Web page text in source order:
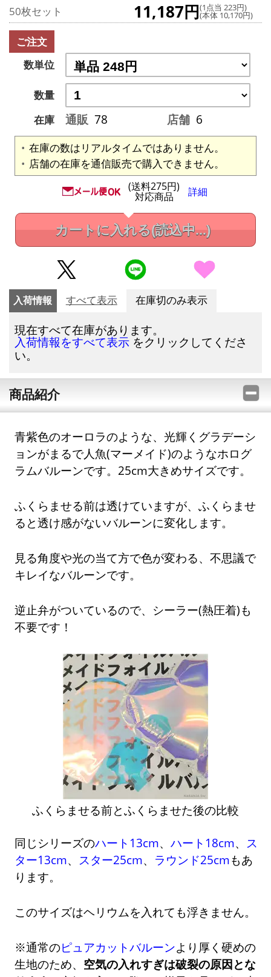
50枚セット 11,187円(1点当 223円)
(本体 10,170円)
ご注文
数単位
数量
在庫
通販 78 店舗 6
在庫の数はリアルタイムではありません。
店舗の在庫を通信販売で購入できません。
(送料275円)
対応商品 詳細
カートに入れる(読込中...)
入荷情報 すべて表示 在庫切のみ表示
現在すべて在庫があります。
入荷情報をすべて表示 をクリックしてくださ
い。
商品紹介
青紫色のオーロラのような、光輝くグラデーシ
ョンがまるで人魚(マーメイド)のようなホログ
ラムバルーンです。25cm大きめサイズです。
ふくらませる前は透けていますが、ふくらませ
ると透け感がないバルーンに変化します。
見る角度や光の当て方で色が変わる、不思議で
キレイなバルーンです。
逆止弁がついているので、シーラー(熱圧着)も
不要です！
ふくらませる前とふくらませた後の比較
同じシリーズのハート13cm、ハート18cm、
ス
ター13cm、 スター25cm、 ラウンド25cmもあ
ります。
このサイズはヘリウムを入れても浮きません。
※通常のピュアカットバルーンより厚く硬めの
生地のため、 空気の入れすぎは破裂の原因とな